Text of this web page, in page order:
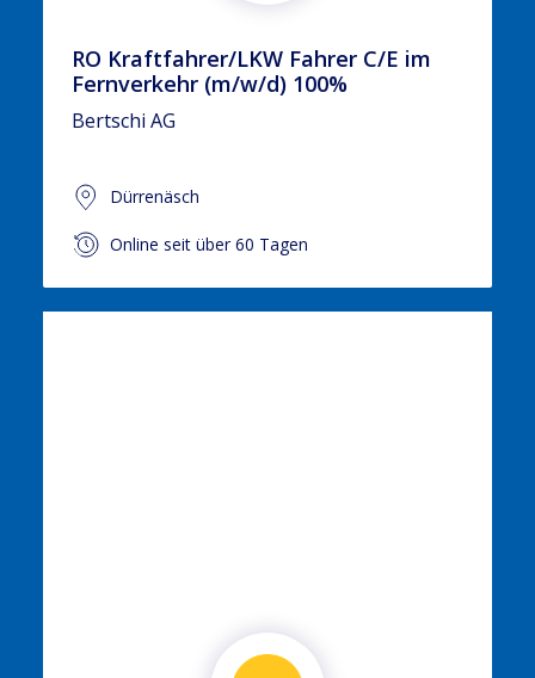
RO Kraftfahrer/LKW Fahrer C/E im
Fernverkehr (m/w/d) 100%
Bertschi AG
Dürrenäsch
Online seit über 60 Tagen